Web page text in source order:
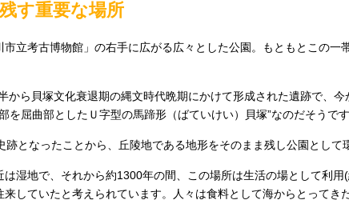
す重要な場所
市立考古博物館」の右手に広がる広々とした公園。もともとこの
から貝塚文化衰退期の縄文時代晩期にかけて形成された遺跡で、
を屈曲部としたＵ字型の馬蹄形（ばていけい）貝塚”なのだそうで
となったことから、丘陵地である地形をそのまま残し公園として
湿地で、それから約1300年の間、この場所は生活の場として利
していたと考えられています。人々は食料として海からとって